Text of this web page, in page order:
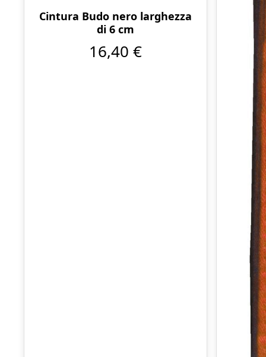
Cintura Budo nero larghezza
di 6 cm
16,40 €